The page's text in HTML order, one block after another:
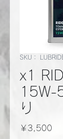
SKU：
x1
り
￥3,500